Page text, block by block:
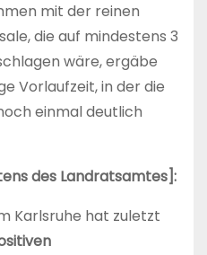
mit der reinen
die auf mindestens 3
wäre, ergäbe
Vorlaufzeit, in der die
einmal deutlich
des Landratsamtes]:
Karlsruhe hat zuletzt